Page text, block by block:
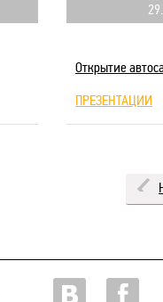
Открытие
ПРЕЗЕНТАЦИИ